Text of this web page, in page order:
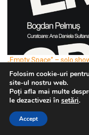
„Empty Space” – solo
19/05/2026
„Empty Space” – solo
Folosim cookie-uri
site-ul nostru web.
Poți afla mai multe
le dezactivezi în setări.
Accept